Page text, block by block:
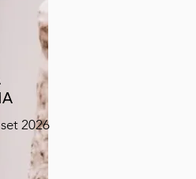
2026